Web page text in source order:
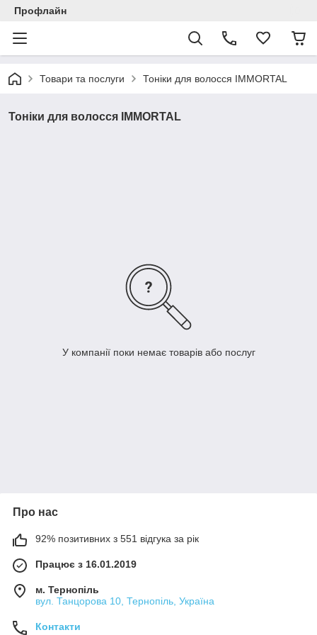
Профлайн
Товари та послуги Тоніки для волосся IMMORTAL
Тоніки для волосся IMMORTAL
У компанії поки немає товарів або послуг
Про нас
92% позитивних з 551 відгука за рік
Працює з 16.01.2019
м. Тернопіль
вул. Танцорова 10, Тернопіль, Україна
Контакти